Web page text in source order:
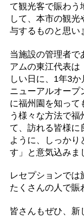
て観光客で賑わう
して、本市の観
与するものと思い
当施設の管理者で
アムの東江代表は
しい日に、1年3
ニューアルオープ
に福州園を知って
う様々な方法で福
て、訪れる皆様に
ように、しっかり
す」と意気込みま
レセプションでは
たくさんの人で賑
皆さんもぜひ、新